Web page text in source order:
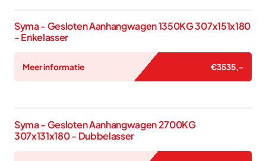
Syma - Gesloten Aanhangwagen 1350KG 307x151x180
- Enkelasser
Meer informatie €3535,-
Syma - Gesloten Aanhangwagen 2700KG
307x131x180 - Dubbelasser